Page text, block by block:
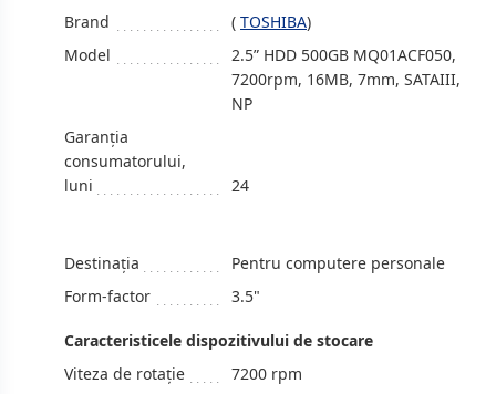
Brand ( TOSHIBA)
Model
2.5” HDD 500GB MQ01ACF050,
7200rpm, 16MB, 7mm, SATAIII,
NP
Garanția
consumatorului,
luni
24
Destinația
Pentru computere personale
Form-factor
3.5"
Caracteristicele dispozitivului de stocare
Viteza de rotaţie
7200 rpm